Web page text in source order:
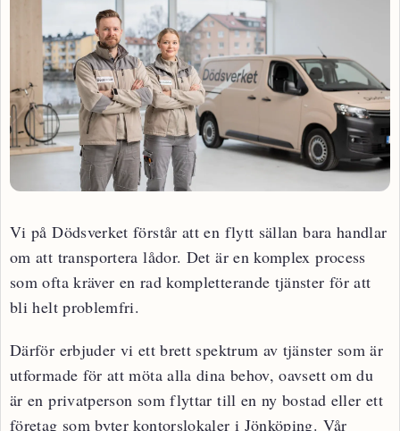
Vi på Dödsverket förstår att en flytt sällan bara handlar
om att transportera lådor. Det är en komplex process
som ofta kräver en rad kompletterande tjänster för att
bli helt problemfri.
Därför erbjuder vi ett brett spektrum av tjänster som är
utformade för att möta alla dina behov, oavsett om du
är en privatperson som flyttar till en ny bostad eller ett
företag som byter kontorslokaler i Jönköping. Vår